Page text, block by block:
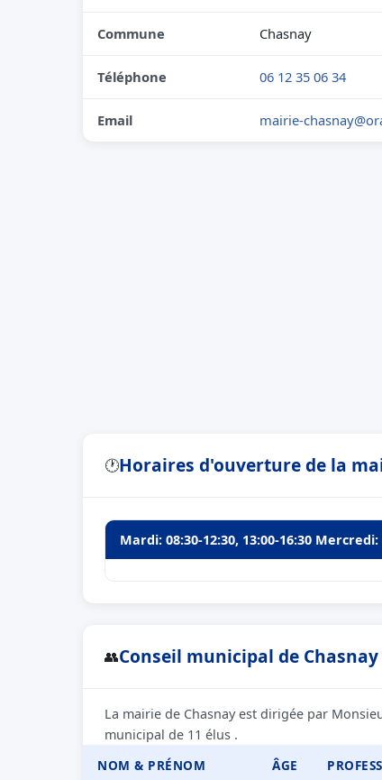
Commune Chasnay
Téléphone 06 12 35 06 34
Email mairie-
🕐Horaires d'ouverture de la
Mardi: 08:30-12:30, 13:00-16:30 Mercredi:
👥Conseil municipal de Chasnay
La mairie de Chasnay est dirigée par
municipal de 11 élus .
NOM & PRÉNOM
ÂGE